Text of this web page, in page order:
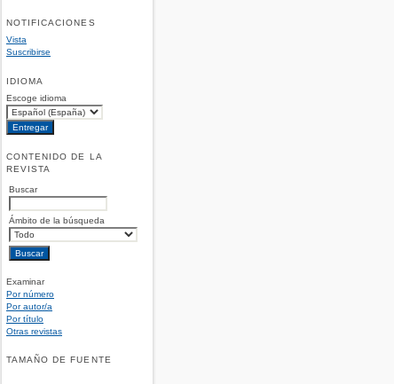
NOTIFICACIONES
Vista
Suscribirse
IDIOMA
Escoge idioma
CONTENIDO DE LA
REVISTA
Buscar
Ámbito de la búsqueda
Examinar
Por número
Por autor/a
Por título
Otras revistas
TAMAÑO DE FUENTE